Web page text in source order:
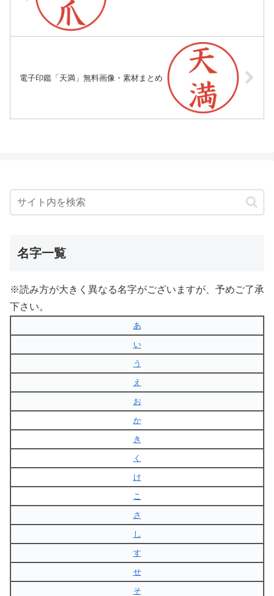
電子印鑑「天満」無料画像・素材まとめ
名字一覧
※読み方が大きく異なる名字がございますが、予めご了承
下さい。
あ
い
う
え
お
か
き
く
け
こ
さ
し
す
せ
そ